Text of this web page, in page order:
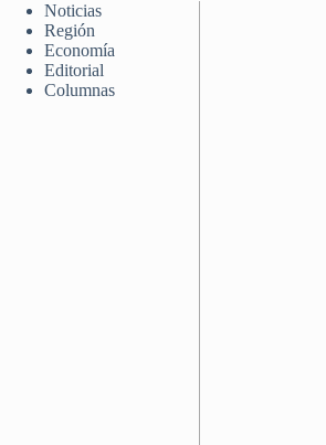
Noticias
Región
Economía
Editorial
Columnas